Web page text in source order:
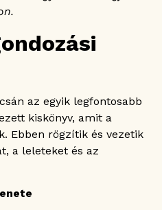
az egyik legfontosabb
kiskönyv, amit a
Ebben rögzítik és vezetik
a leleteket és az